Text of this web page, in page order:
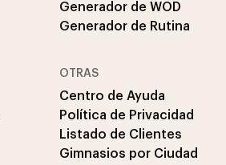
Generador de WOD
Generador de Rutina
OTRAS
Centro de Ayuda
Política de Privacidad
Listado de Clientes
Gimnasios por Ciudad